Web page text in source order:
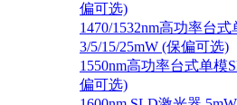
偏可选)
1470/1532nm高功率台
3/5/15/25mW (保偏可选)
1550nm高功率台式单模
偏可选)